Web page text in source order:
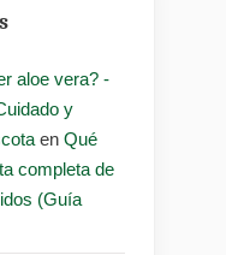
aloe vera? -
y
en Qué
completa de
(Guía